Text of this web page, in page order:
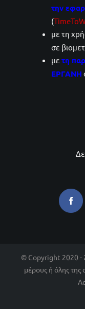
την
(
με τη
σε
με τη
ΕΡΓΑΝΗ
© Copyright 2020 -
μέρους ή όλης της